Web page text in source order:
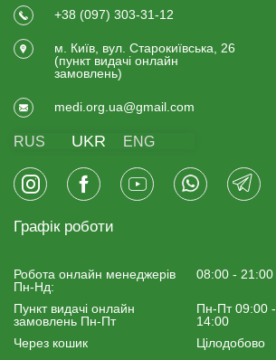
+38 (097) 303-31-12
м. Київ, вул. Старокиївська, 26
(пункт видачi онлайн
замовлень)
medi.org.ua@gmail.com
RUS UKR ENG
Графік роботи
Робота онлайн менеджерiв
Пн-Нд:
08:00 - 21:00
Пункт видачі онлайн
замовлень Пн-Пт
Пн-Пт 09:00 -
14:00
Через кошик
Цілодобово